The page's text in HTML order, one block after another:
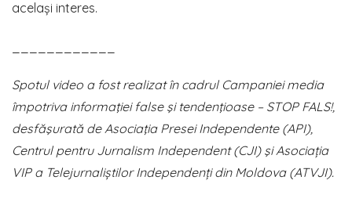
același interes.
Spotul video a fost realizat în cadrul Campaniei media
împotriva informaţiei false şi tendenţioase – STOP FALS!,
desfăşurată de Asociaţia Presei Independente (API),
Centrul pentru Jurnalism Independent (CJI) şi Asociația
VIP a Telejurnaliștilor Independenți din Moldova (ATVJI).